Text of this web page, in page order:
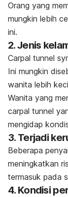
Orang yang
mungkin lebih
ini.
2. Jenis
Carpal tunnel
Ini mungkin
wanita lebih
Wanita yang
carpal tunnel
mengidap
3. Terjadi
Beberapa
meningkatkan
termasuk pada
4. Kondisi